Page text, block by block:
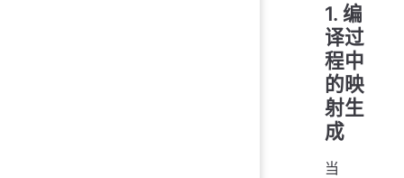
1. 编
译过
程中
的映
射生
成
当